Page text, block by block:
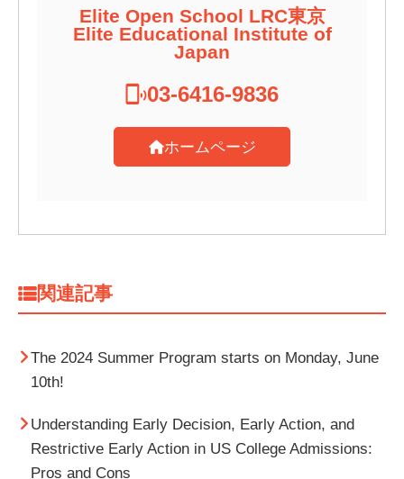
Elite Open School LRC東京
Elite Educational Institute of
Japan
03-6416-9836
ホームページ
関連記事
The 2024 Summer Program starts on Monday, June
10th!
Understanding Early Decision, Early Action, and
Restrictive Early Action in US College Admissions:
Pros and Cons